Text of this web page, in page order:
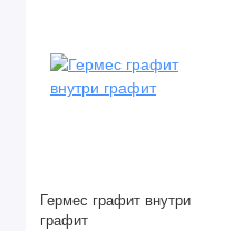
Гермес графит внутри
графит